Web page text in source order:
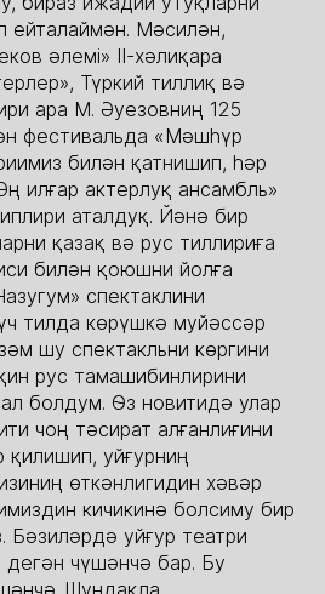
ейталаймән. Мәсилән,
әлемі» II-хәлиқара
Түркий тиллиқ вә
ара М. Әуезовниң 125
фестивальда «Мәшһүр
билән қатнишип, һәр
илғар актерлуқ ансамбль»
аталдуқ. Йәнә бир
қазақ вә рус тиллириға
билән қоюшни йолға
спектаклини
тилда көрүшкә муйәссәр
шу спектакльни көргини
рус тамашибинлирини
болдум. Өз новитидә улар
чоң тәсират алғанлиғини
қилишип, уйғурниң
өткәнлигидин хәвәр
кичикинә болсиму бир
Бәзиләрдә уйғур театри
дегән чүшәнчә бар. Бу
Шундақла